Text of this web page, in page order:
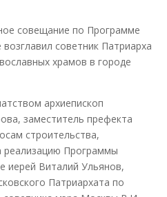
совещание по Программе
советник Патриарха
храмов в городе
архиепископ
заместитель префекта
строительства,
реализацию Программы
иерей Виталий Ульянов,
Патриархата по